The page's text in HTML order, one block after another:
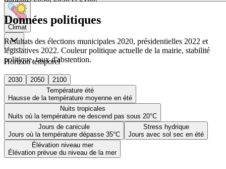
Climat
Horizon temporel
2030 2050
2100
Température été
Hausse de la température moyenne en été
Nuits tropicales
Nuits où la température ne descend pas sous 20°C
Jours de canicule
Jours où la température dépasse 35°C
Stress hydrique
Jours avec sol sec en été
Élévation niveau mer
Élévation prévue du niveau de la mer
Données politiques
Résultats des élections municipales 2020, présidentielles 2022 et
législatives 2022. Couleur politique actuelle de la mairie, stabilité
politique, taux d'abstention.